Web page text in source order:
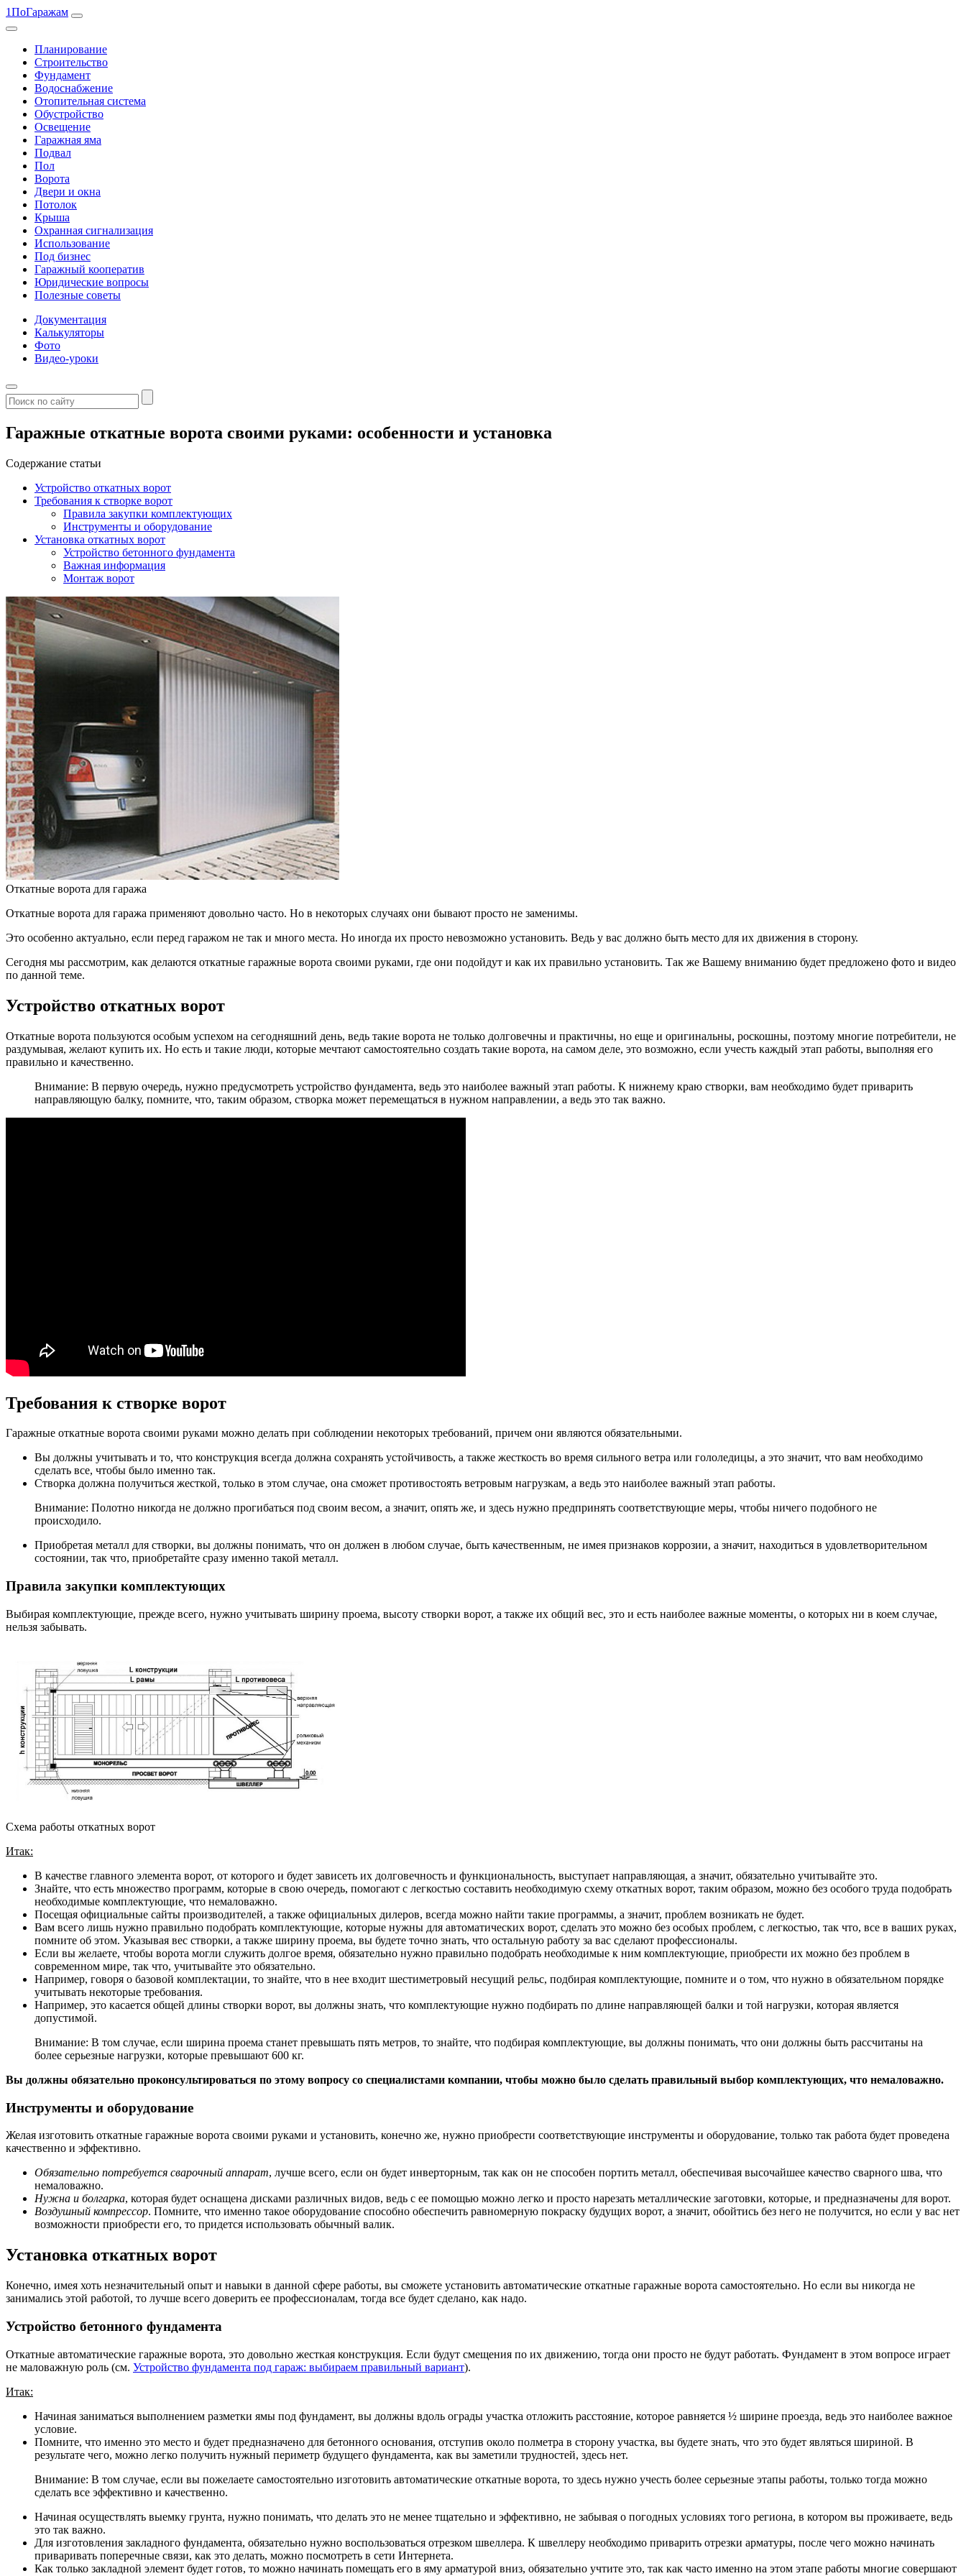
1ПоГаражам
Планирование
Строительство
Фундамент
Водоснабжение
Отопительная система
Обустройство
Освещение
Гаражная яма
Подвал
Пол
Ворота
Двери и окна
Потолок
Крыша
Охранная сигнализация
Использование
Под бизнес
Гаражный кооператив
Юридические вопросы
Полезные советы
Документация
Калькуляторы
Фото
Видео-уроки
Гаражные откатные ворота своими руками: особенности и установка
Содержание статьи
Устройство откатных ворот
Требования к створке ворот
Правила закупки комплектующих
Инструменты и оборудование
Установка откатных ворот
Устройство бетонного фундамента
Важная информация
Монтаж ворот
Откатные ворота для гаража
Откатные ворота для гаража применяют довольно часто. Но в некоторых случаях они бывают просто не заменимы.
Это особенно актуально, если перед гаражом не так и много места. Но иногда их просто невозможно установить. Ведь у вас должно быть место для их движения в сторону.
Сегодня мы рассмотрим, как делаются откатные гаражные ворота своими руками, где они подойдут и как их правильно установить. Так же Вашему вниманию будет предложено фото и видео
по данной теме.
Устройство откатных ворот
Откатные ворота пользуются особым успехом на сегодняшний день, ведь такие ворота не только долговечны и практичны, но еще и оригинальны, роскошны, поэтому многие потребители, не
раздумывая, желают купить их. Но есть и такие люди, которые мечтают самостоятельно создать такие ворота, на самом деле, это возможно, если учесть каждый этап работы, выполняя его
правильно и качественно.
Внимание: В первую очередь, нужно предусмотреть устройство фундамента, ведь это наиболее важный этап работы. К нижнему краю створки, вам необходимо будет приварить
направляющую балку, помните, что, таким образом, створка может перемещаться в нужном направлении, а ведь это так важно.
Требования к створке ворот
Гаражные откатные ворота своими руками можно делать при соблюдении некоторых требований, причем они являются обязательными.
Вы должны учитывать и то, что конструкция всегда должна сохранять устойчивость, а также жесткость во время сильного ветра или гололедицы, а это значит, что вам необходимо
сделать все, чтобы было именно так.
Створка должна получиться жесткой, только в этом случае, она сможет противостоять ветровым нагрузкам, а ведь это наиболее важный этап работы.
Внимание: Полотно никогда не должно прогибаться под своим весом, а значит, опять же, и здесь нужно предпринять соответствующие меры, чтобы ничего подобного не
происходило.
Приобретая металл для створки, вы должны понимать, что он должен в любом случае, быть качественным, не имея признаков коррозии, а значит, находиться в удовлетворительном
состоянии, так что, приобретайте сразу именно такой металл.
Правила закупки комплектующих
Выбирая комплектующие, прежде всего, нужно учитывать ширину проема, высоту створки ворот, а также их общий вес, это и есть наиболее важные моменты, о которых ни в коем случае,
нельзя забывать.
Схема работы откатных ворот
Итак:
В качестве главного элемента ворот, от которого и будет зависеть их долговечность и функциональность, выступает направляющая, а значит, обязательно учитывайте это.
Знайте, что есть множество программ, которые в свою очередь, помогают с легкостью составить необходимую схему откатных ворот, таким образом, можно без особого труда подобрать
необходимые комплектующие, что немаловажно.
Посещая официальные сайты производителей, а также официальных дилеров, всегда можно найти такие программы, а значит, проблем возникать не будет.
Вам всего лишь нужно правильно подобрать комплектующие, которые нужны для автоматических ворот, сделать это можно без особых проблем, с легкостью, так что, все в ваших руках,
помните об этом. Указывая вес створки, а также ширину проема, вы будете точно знать, что остальную работу за вас сделают профессионалы.
Если вы желаете, чтобы ворота могли служить долгое время, обязательно нужно правильно подобрать необходимые к ним комплектующие, приобрести их можно без проблем в
современном мире, так что, учитывайте это обязательно.
Например, говоря о базовой комплектации, то знайте, что в нее входит шестиметровый несущий рельс, подбирая комплектующие, помните и о том, что нужно в обязательном порядке
учитывать некоторые требования.
Например, это касается общей длины створки ворот, вы должны знать, что комплектующие нужно подбирать по длине направляющей балки и той нагрузки, которая является
допустимой.
Внимание: В том случае, если ширина проема станет превышать пять метров, то знайте, что подбирая комплектующие, вы должны понимать, что они должны быть рассчитаны на
более серьезные нагрузки, которые превышают 600 кг.
Вы должны обязательно проконсультироваться по этому вопросу со специалистами компании, чтобы можно было сделать правильный выбор комплектующих, что немаловажно.
Инструменты и оборудование
Желая изготовить откатные гаражные ворота своими руками и установить, конечно же, нужно приобрести соответствующие инструменты и оборудование, только так работа будет проведена
качественно и эффективно.
Обязательно потребуется сварочный аппарат, лучше всего, если он будет инверторным, так как он не способен портить металл, обеспечивая высочайшее качество сварного шва, что
немаловажно.
Нужна и болгарка, которая будет оснащена дисками различных видов, ведь с ее помощью можно легко и просто нарезать металлические заготовки, которые, и предназначены для ворот.
Воздушный компрессор. Помните, что именно такое оборудование способно обеспечить равномерную покраску будущих ворот, а значит, обойтись без него не получится, но если у вас нет
возможности приобрести его, то придется использовать обычный валик.
Установка откатных ворот
Конечно, имея хоть незначительный опыт и навыки в данной сфере работы, вы сможете установить автоматические откатные гаражные ворота самостоятельно. Но если вы никогда не
занимались этой работой, то лучше всего доверить ее профессионалам, тогда все будет сделано, как надо.
Устройство бетонного фундамента
Откатные автоматические гаражные ворота, это довольно жесткая конструкция. Если будут смещения по их движению, тогда они просто не будут работать. Фундамент в этом вопросе играет
не маловажную роль (см. Устройство фундамента под гараж: выбираем правильный вариант).
Итак:
Начиная заниматься выполнением разметки ямы под фундамент, вы должны вдоль ограды участка отложить расстояние, которое равняется ½ ширине проезда, ведь это наиболее важное
условие.
Помните, что именно это место и будет предназначено для бетонного основания, отступив около полметра в сторону участка, вы будете знать, что это будет являться шириной. В
результате чего, можно легко получить нужный периметр будущего фундамента, как вы заметили трудностей, здесь нет.
Внимание: В том случае, если вы пожелаете самостоятельно изготовить автоматические откатные ворота, то здесь нужно учесть более серьезные этапы работы, только тогда можно
сделать все эффективно и качественно.
Начиная осуществлять выемку грунта, нужно понимать, что делать это не менее тщательно и эффективно, не забывая о погодных условиях того региона, в котором вы проживаете, ведь
это так важно.
Для изготовления закладного фундамента, обязательно нужно воспользоваться отрезком швеллера. К швеллеру необходимо приварить отрезки арматуры, после чего можно начинать
приваривать поперечные связи, как это делать, можно посмотреть в сети Интернета.
Как только закладной элемент будет готов, то можно начинать помещать его в яму арматурой вниз, обязательно учтите это, так как часто именно на этом этапе работы многие совершают